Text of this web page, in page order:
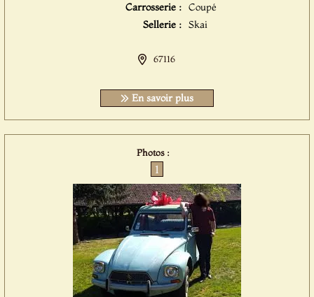
Carrosserie : Coupé
Sellerie : Skai
67116
En savoir plus
Photos :
1